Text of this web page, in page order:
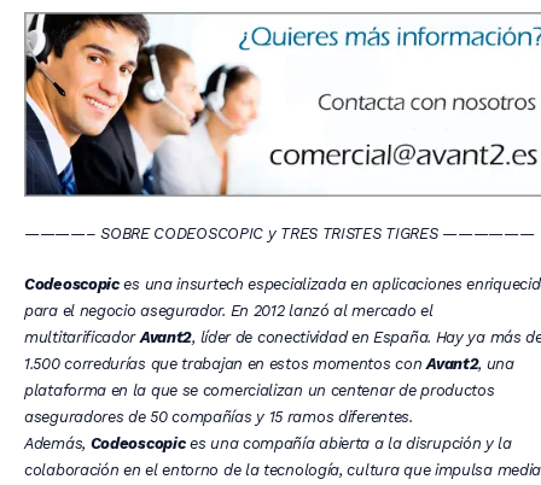
————– SOBRE CODEOSCOPIC y TRES TRISTES TIGRES ——————
Codeoscopices una insurtech especializada en aplicaciones
para el negocio asegurador. En 2012 lanzó al mercado el
multitarificadorAvant2, lí­der de conectividad en España. Hay ya más
1.500 corredurías que trabajan en estos momentos conAvant2, una
plataforma en la que se comercializan un centenar de productos
aseguradores de 50 compañías y 15 ramos diferentes.
Además, Codeoscopices una compañía abierta a la disrupción y la
colaboración en el entorno de la tecnología, cultura que impulsa